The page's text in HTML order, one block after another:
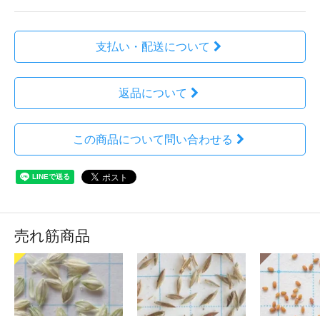
支払い・配送について
返品について
この商品について問い合わせる
売れ筋商品